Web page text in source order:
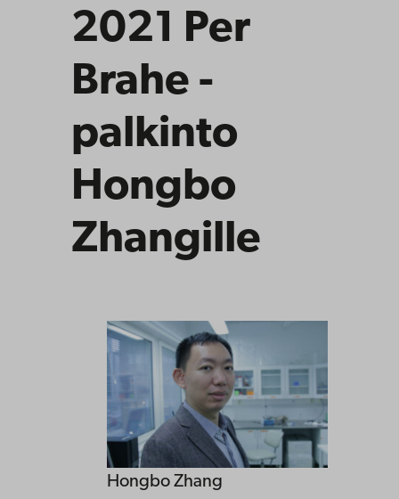
2021 Per
Brahe -
palkinto
Hongbo
Zhangille
Hongbo Zhang